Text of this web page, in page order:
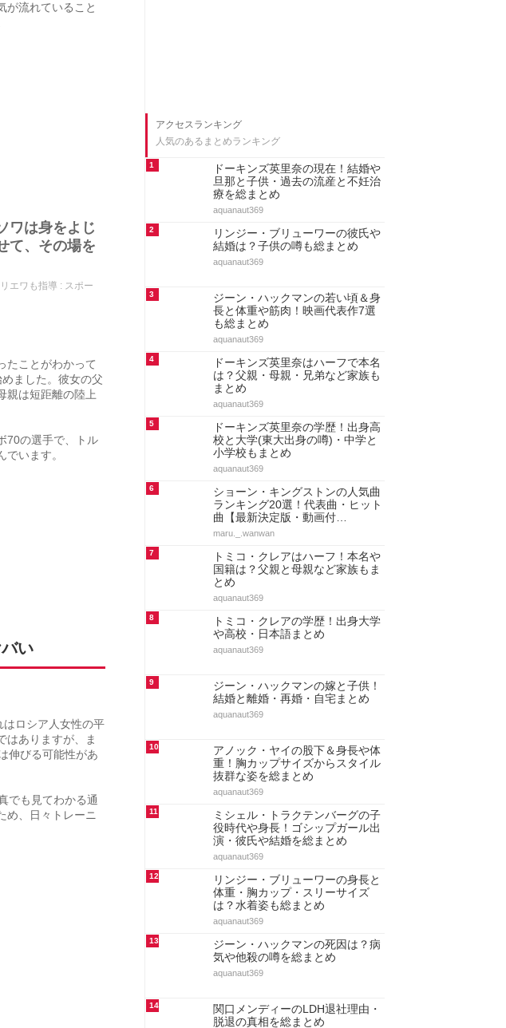
が流れていること
ワは身をよじ
て、その場を
エワも指導 : スポー
たことがわかって
ました。彼女の父
親は短距離の陸上
70の選手で、トル
います。
い
はロシア人女性の平
はありますが、ま
伸びる可能性があ
でも見てわかる通
め、日々トレーニ
アクセスランキング
人気のあるまとめランキング
1
ドーキンズ英里奈の現在！結婚や
旦那と子供・過去の流産と不妊治
療を総まとめ
aquanaut369
2
リンジー・ブリューワーの彼氏や
結婚は？子供の噂も総まとめ
aquanaut369
3
ジーン・ハックマンの若い頃＆身
長と体重や筋肉！映画代表作7選
も総まとめ
aquanaut369
4
ドーキンズ英里奈はハーフで本名
は？父親・母親・兄弟など家族も
まとめ
aquanaut369
5
ドーキンズ英里奈の学歴！出身高
校と大学(東大出身の噂)・中学と
小学校もまとめ
aquanaut369
6
ショーン・キングストンの人気曲
ランキング20選！代表曲・ヒット
曲【最新決定版・動画付…
maru._.wanwan
7
トミコ・クレアはハーフ！本名や
国籍は？父親と母親など家族もま
とめ
aquanaut369
8
トミコ・クレアの学歴！出身大学
や高校・日本語まとめ
aquanaut369
9
ジーン・ハックマンの嫁と子供！
結婚と離婚・再婚・自宅まとめ
aquanaut369
10
アノック・ヤイの股下＆身長や体
重！胸カップサイズからスタイル
抜群な姿を総まとめ
aquanaut369
11
ミシェル・トラクテンバーグの子
役時代や身長！ゴシップガール出
演・彼氏や結婚を総まとめ
aquanaut369
12
リンジー・ブリューワーの身長と
体重・胸カップ・スリーサイズ
は？水着姿も総まとめ
aquanaut369
13
ジーン・ハックマンの死因は？病
気や他殺の噂を総まとめ
aquanaut369
14
関口メンディーのLDH退社理由・
脱退の真相を総まとめ